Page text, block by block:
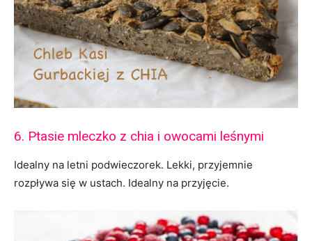
6. Ptasie mleczko z chia i owocami leśnymi
Idealny na letni podwieczorek. Lekki, przyjemnie
rozpływa się w ustach. Idealny na przyjęcie.